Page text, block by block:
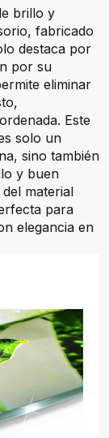
brillo y
fabricado
destaca por
por su
eliminar
Este
solo un
sino también
y buen
material
para
elegancia en